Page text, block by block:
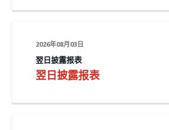
2026年08月03日
翌日披露报表
翌日披露报表